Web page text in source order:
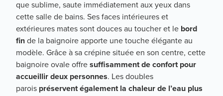
que sublime, saute immédiatement aux yeux dans
cette salle de bains. Ses faces intérieures et
extérieures mates sont douces au toucher et le bord
finde la baignoire apporte une touche élégante au
modèle. Grâce à sa crépine située en son centre, cette
baignoire ovale offresuffisamment de confort pour
accueillir deux personnes. Les doubles
parois préservent également la chaleur de l’eau plus